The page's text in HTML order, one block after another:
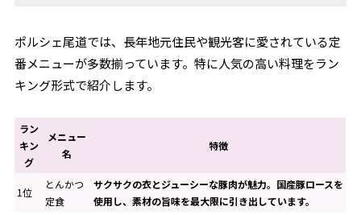
ポルシェ尾道では、長年地元住民や観光客に愛されている定
番メニューが多数揃っています。特に人気の高い料理をラン
キング形式で紹介します。
ラン
キン
グ
メニュー
名
特徴
1位
とんかつ
定食
サクサクの衣とジューシーな豚肉が魅力。国産豚ロースを
使用し、素材の旨味を最大限に引き出しています。